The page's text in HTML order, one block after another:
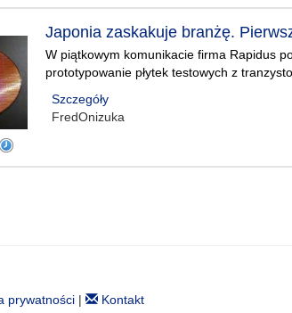
Japonia zaskakuje branżę.
W piątkowym komunikacie firma Rapidus
prototypowanie płytek testowych z
Szczegóły
FredOnizuka
prywatności | Kontakt